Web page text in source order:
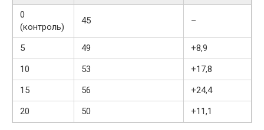
0
(контроль)
45 –
5 49
+8,9
10
53
+17,8
15
56
+24,4
20
50 +11,1